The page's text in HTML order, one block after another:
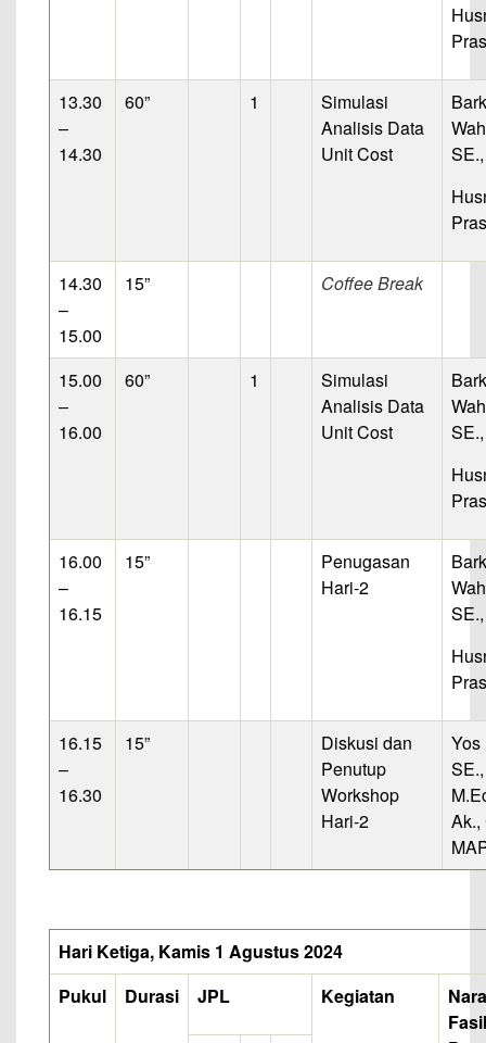
13.30
–
14.30
60” 1
Simulasi
Analisis Data
Unit Cost
14.30
–
15.00
15” Coffee Break
15.00
–
16.00
60” 1
Simulasi
Analisis Data
Unit Cost
16.00
–
16.15
15”
Penugasan
Hari-2
16.15
–
16.30
15”
Diskusi dan
Penutup
Workshop
Hari-2
Yos
Ak.,
Hari Ketiga, Kamis 1 Agustus 2024
Pukul
Durasi JPL Kegiatan